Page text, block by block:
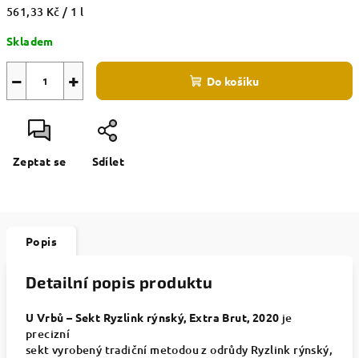
Měrná
561,33 Kč / 1 l
Skladem
+
− Do košíku
Zeptat se Sdílet
Popis
Detailní popis produktu
U Vrbů – Sekt Ryzlink rýnský, Extra Brut, 2020 je
precizní
sekt vyrobený tradiční metodou z odrůdy Ryzlink rýnský,